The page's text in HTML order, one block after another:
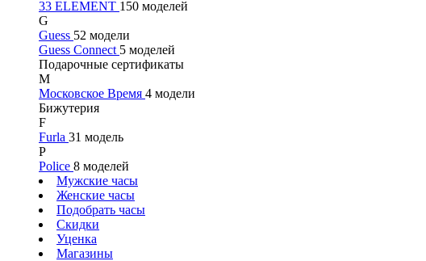
33 ELEMENT 150 моделей
G
Guess 52 модели
Guess Connect 5 моделей
Подарочные сертификаты
М
Московское Время 4 модели
Бижутерия
F
Furla 31 модель
P
Police 8 моделей
Мужские часы
Женские часы
Подобрать часы
Скидки
Уценка
Магазины